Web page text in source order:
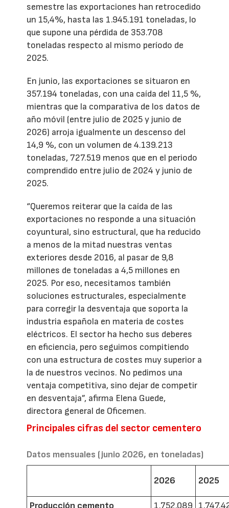
semestre las exportaciones han retrocedido
un 15,4%, hasta las 1.945.191 toneladas, lo
que supone una pérdida de 353.708
toneladas respecto al mismo período de
2025.
En junio, las exportaciones se situaron en
357.194 toneladas, con una caída del 11,5 %,
mientras que la comparativa de los datos de
año móvil (entre julio de 2025 y junio de
2026) arroja igualmente un descenso del
14,9 %, con un volumen de 4.139.213
toneladas, 727.519 menos que en el periodo
comprendido entre julio de 2024 y junio de
2025.
“Queremos reiterar que la caída de las
exportaciones no responde a una situación
coyuntural, sino estructural, que ha reducido
a menos de la mitad nuestras ventas
exteriores desde 2016, al pasar de 9,8
millones de toneladas a 4,5 millones en
2025. Por eso, necesitamos también
soluciones estructurales, especialmente
para corregir la desventaja que soporta la
industria española en materia de costes
eléctricos. El sector ha hecho sus deberes
en eficiencia, pero seguimos compitiendo
con una estructura de costes muy superior a
la de nuestros vecinos. No pedimos una
ventaja competitiva, sino dejar de competir
en desventaja”, afirma Elena Guede,
directora general de Oficemen.
Principales cifras del sector cementero
Datos mensuales (junio 2026, en toneladas)
2026 2025
Producción cemento 1.752.089